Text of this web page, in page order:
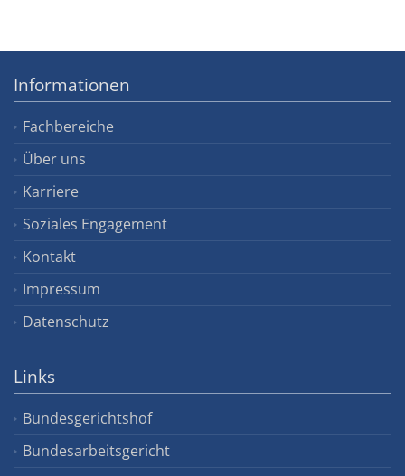
Informationen
Fachbereiche
Über uns
Karriere
Soziales Engagement
Kontakt
Impressum
Datenschutz
Links
Bundesgerichtshof
Bundesarbeitsgericht